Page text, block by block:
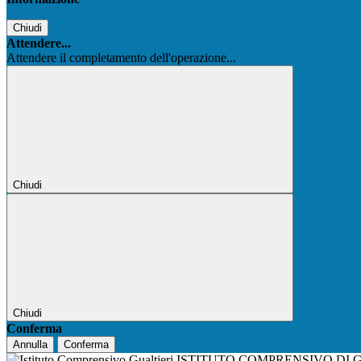
Chiudi
Attendere...
Attendere il completamento dell'operazione...
Chiudi
Chiudi
Conferma
Annulla Conferma